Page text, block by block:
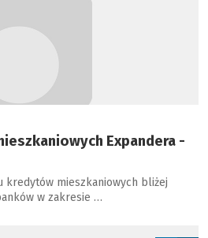
Expandera -
kredytów mieszkaniowych bliżej
w zakresie …